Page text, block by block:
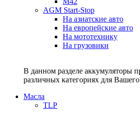
AGM Start-Stop
На азиатские авто
На европейские авто
На мототехнику
На грузовики
В данном разделе аккумуляторы
различных категориях для Вашего
Масла
TLP